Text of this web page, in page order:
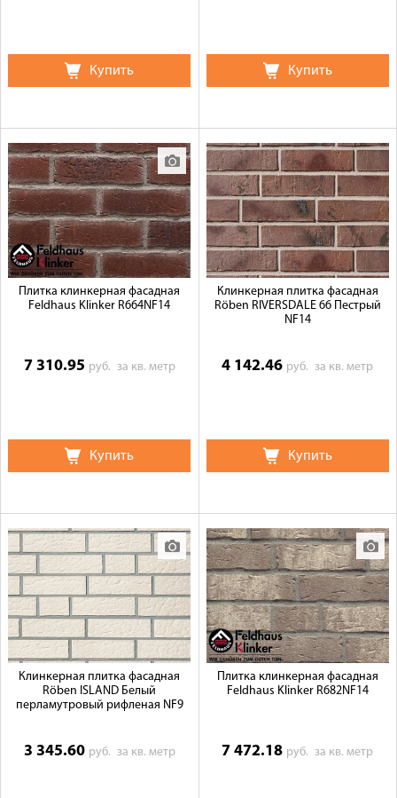
Купить Купить
Плитка клинкерная фасадная
Feldhaus Klinker R664NF14
7 310.95 руб. за кв. метр
Купить
Клинкерная плитка фасадная
Röben RIVERSDALE 66 Пестрый
NF14
4 142.46 руб.за кв. метр
Купить
Клинкерная плитка фасадная
Röben ISLAND Белый
перламутровый рифленая NF9
3 345.60 руб. за кв. метр
Плитка клинкерная фасадная
Feldhaus Klinker R682NF14
7 472.18 руб.за кв. метр